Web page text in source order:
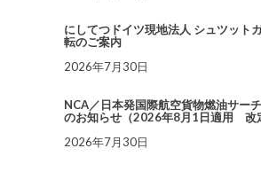
にしてつドイツ現地法人 シュツット
転のご案内
2026年7月30日
NCA／日本発国際航空貨物燃油サー
のお知らせ（2026年8月1日適用 改
2026年7月30日